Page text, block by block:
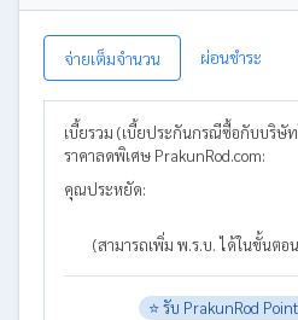
จ่ายเต็มจำนวน ผ่อนชำระ
เบี้ยรวม (เบี้ยประกันกรณีซื้อกับบริษั
ราคาลดพิเศษ PrakunRod.com:
คุณประหยัด:
(สามารถเพิ่ม พ.ร.บ. ได้ในขั้นตอ
⭐ รับ PrakunRod